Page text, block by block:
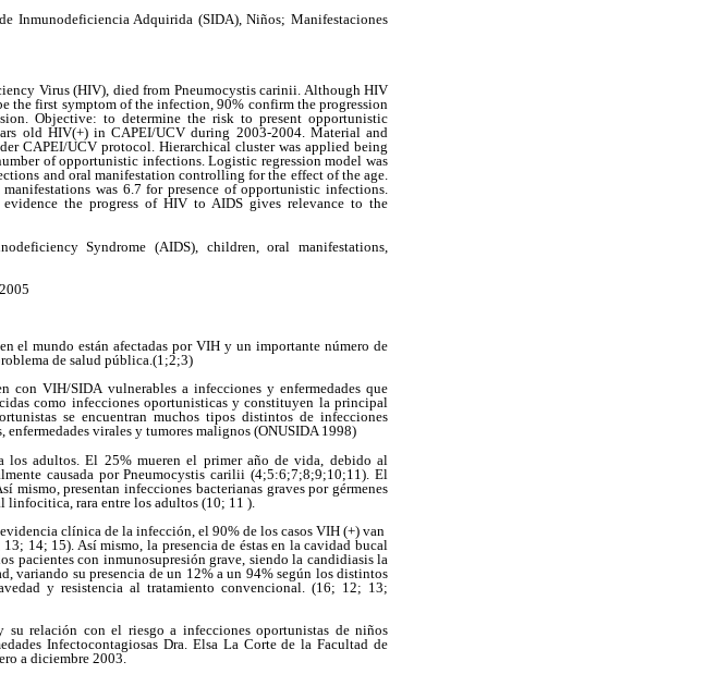
Inmunodeficiencia Adquirida (SIDA), Niños; Manifestaciones
Virus (HIV), died from Pneumocystis carinii. Although HIV
the first symptom of the infection, 90% confirm the progression
Objective: to determine the risk to present opportunistic
old HIV(+) in CAPEI/UCV during 2003-2004. Material and
CAPEI/UCV protocol. Hierarchical cluster was applied being
of opportunistic infections. Logistic regression model was
and oral manifestation controlling for the effect of the age.
was 6.7 for presence of opportunistic infections.
the progress of HIV to AIDS gives relevance to the
Syndrome (AIDS), children, oral manifestations,
el mundo están afectadas por VIH y un importante número de
de salud pública.(1;2;3)
VIH/SIDA vulnerables a infecciones y enfermedades que
como infecciones oportunisticas y constituyen la principal
se encuentran muchos tipos distintos de infecciones
virales y tumores malignos (ONUSIDA 1998)
los adultos. El 25% mueren el primer año de vida, debido al
causada por Pneumocystis carilii (4;5:6;7;8;9;10;11). El
mismo, presentan infecciones bacterianas graves por gérmenes
linfocitica, rara entre los adultos (10; 11 ).
clínica de la infección, el 90% de los casos VIH (+) van
14; 15). Así mismo, la presencia de éstas en la cavidad bucal
pacientes con inmunosupresión grave, siendo la candidiasis la
variando su presencia de un 12% a un 94% según los distintos
y resistencia al tratamiento convencional. (16; 12; 13;
su relación con el riesgo a infecciones oportunistas de niños
Infectocontagiosas Dra. Elsa La Corte de la Facultad de
a diciembre 2003.